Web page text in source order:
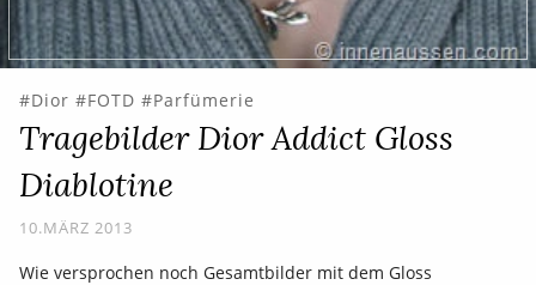
Dior FOTD Parfümerie
Tragebilder Dior Addict Gloss
Diablotine
10.MÄRZ 2013
Wie versprochen noch Gesamtbilder mit dem Gloss